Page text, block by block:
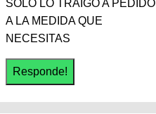
SOLO LO TRAIGO A PEDIDO
A LA MEDIDA QUE
NECESITAS